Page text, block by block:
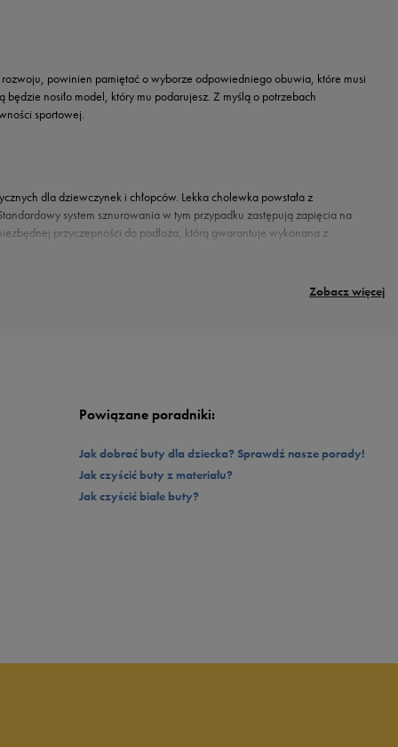
Zobacz więcej
powinien pamiętać o wyborze odpowiedniego obuwia, które musi
nosiło model, który mu podarujesz. Z myślą o potrzebach
sportowej.
dla dziewczynek i chłopców. Lekka cholewka powstała z
system sznurowania w tym przypadku zastępują zapięcia na
przyczepności do podłoża, którą gwarantuje wykonana z
Powiązane poradniki:
Jak dobrać buty dla dziecka? Sprawdź nasze porady!
Jak czyścić buty z materiału?
Jak czyścić białe buty?